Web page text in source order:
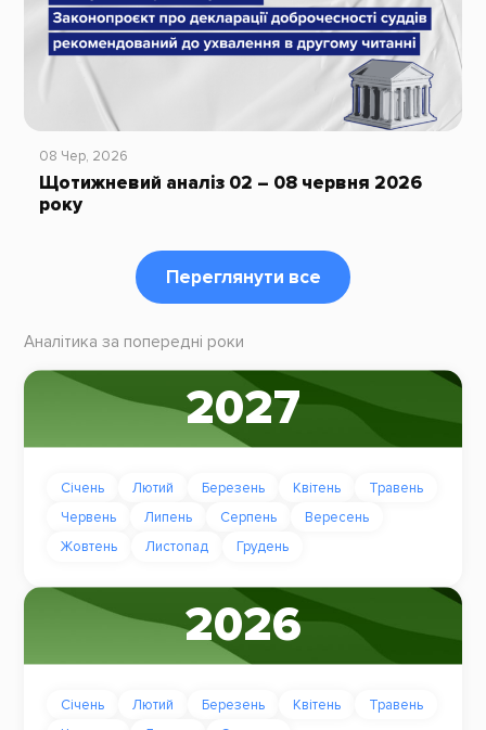
08 Чер, 2026
Щотижневий аналіз 02 – 08 червня 2026
року
Переглянути все
Аналітика за попередні роки
2027
Січень Лютий Березень Квітень
Травень
Червень
Липень Серпень
Вересень
Жовтень
Листопад Грудень
2026
Січень Лютий Березень Квітень
Травень